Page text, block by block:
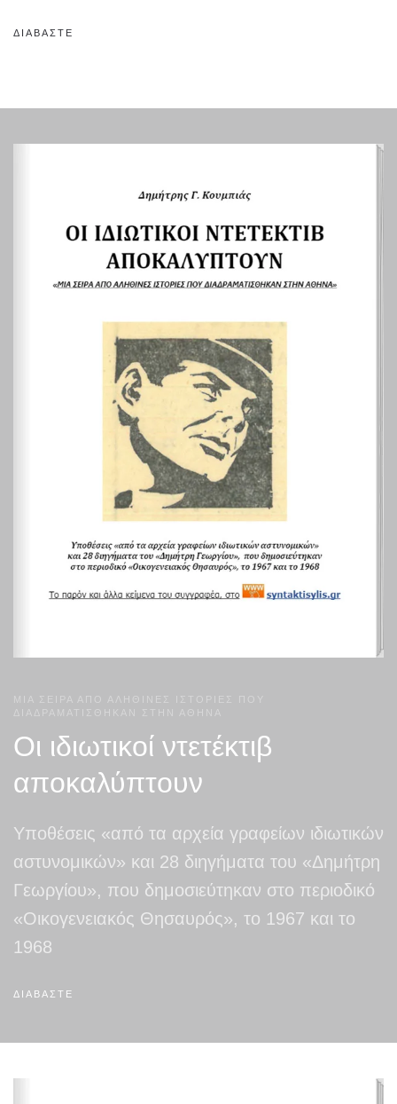
ΔΙΑΒΑΣΤΕ
ΜΙΑ ΣΕΙΡΑ ΑΠΟ ΑΛΗΘΙΝΕΣ ΙΣΤΟΡΙΕΣ ΠΟΥ
ΔΙΑΔΡΑΜΑΤΙΣΘΗΚΑΝ ΣΤΗΝ ΑΘΗΝΑ
Οι ιδιωτικοί ντετέκτιβ
αποκαλύπτουν
Υποθέσεις «από τα αρχεία γραφείων ιδιωτικών
αστυνομικών» και 28 διηγήματα του «Δημήτρη
Γεωργίου», που δημοσιεύτηκαν στο περιοδικό
«Οικογενειακός Θησαυρός», το 1967 και το
1968
ΔΙΑΒΑΣΤΕ